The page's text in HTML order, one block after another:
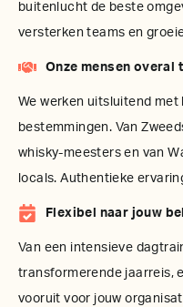
buitenlucht de beste
versterken teams en
Onze mensen overal
We werken uitsluitend
bestemmingen. Van
whisky-meesters en van
locals. Authentieke
Flexibel naar jouw
Van een intensieve
transformerende jaarreis,
vooruit voor jouw